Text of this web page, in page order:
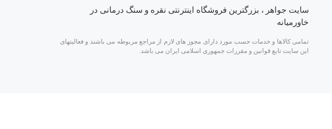
سایت جواهر ، بزرگترین فروشگاه اینترنتی نقره و سنگ درمانی در
خاورمیانه
تمامی کالاها و خدمات حسب مورد دارای مجوز های لازم از مراجع مربوطه می باشند و فعالیتهای
این سایت تابع قوانین و مقررات جمهوری اسلامی ایران می باشد.